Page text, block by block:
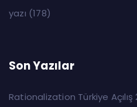
yazı (178)
Son Yazılar
Rationalization Türkiye Açılış